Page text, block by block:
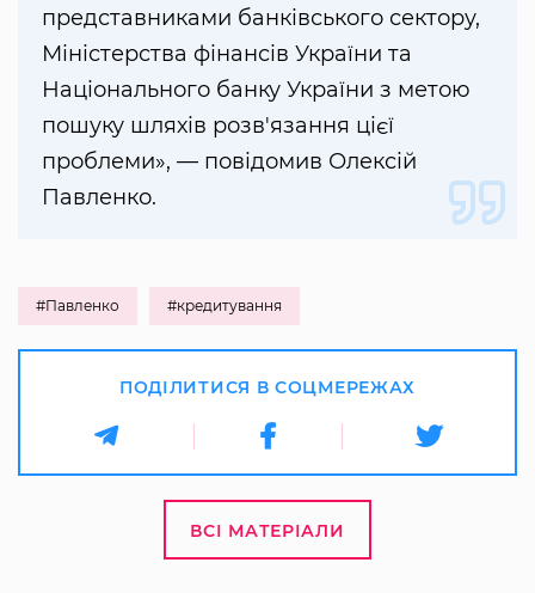
представниками банківського сектору,
Міністерства фінансів України та
Національного банку України з метою
пошуку шляхів розв'язання цієї
проблеми», — повідомив Олексій
Павленко.
#Павленко #кредитування
ПОДІЛИТИСЯ В СОЦМЕРЕЖАХ
ВСІ МАТЕРІАЛИ